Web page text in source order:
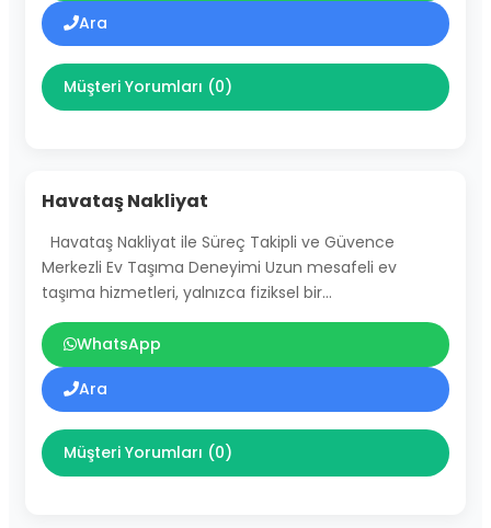
Ara
Müşteri Yorumları (0)
Havataş Nakliyat
Havataş Nakliyat ile Süreç Takipli ve Güvence
Merkezli Ev Taşıma Deneyimi Uzun mesafeli ev
taşıma hizmetleri, yalnızca fiziksel bir…
WhatsApp
Ara
Müşteri Yorumları (0)